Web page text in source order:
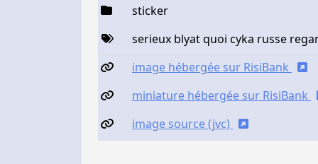
sticker
serieux blyat quoi cyka russe
image hébergée sur RisiBank
miniature hébergée sur RisiBank
image source (jvc)